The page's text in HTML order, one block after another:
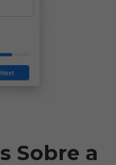
Sobre a